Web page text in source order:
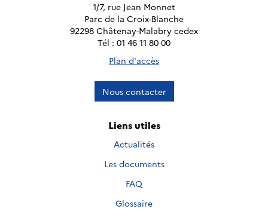
1/7, rue Jean Monnet
Parc de la Croix-Blanche
92298 Châtenay-Malabry cedex
Tél : 01 46 11 80 00
Plan d'accès
Nous contacter
Liens utiles
Actualités
Les documents
FAQ
Glossaire